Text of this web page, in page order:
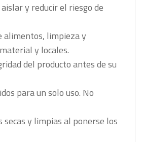
y reducir el riesgo de
alimentos, limpieza y
y locales.
del producto antes de su
para un solo uso. No
secas y limpias al ponerse los